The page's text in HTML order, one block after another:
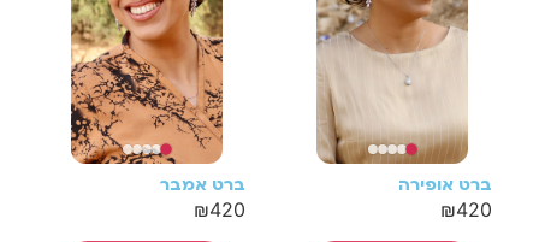
ברט אופירה
₪420
ברט אמבר
₪420